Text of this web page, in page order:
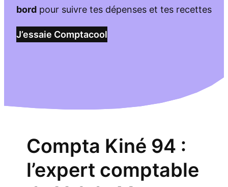
bord pour suivre tes dépenses et tes recettes
J’essaie Comptacool
Compta Kiné 94 :
l’expert comptable